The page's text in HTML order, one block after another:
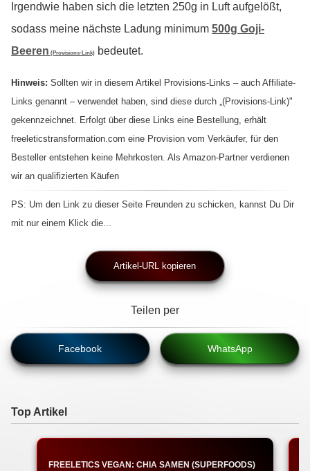
Irgendwie haben sich die letzten 250g in Luft aufgelößt,
sodass meine nächste Ladung minimum 500g Goji-
Beeren (Provisions-Link) bedeutet.
Hinweis: Sollten wir in diesem Artikel Provisions-Links – auch Affiliate-
Links genannt – verwendet haben, sind diese durch „(Provisions-Link)"
gekennzeichnet. Erfolgt über diese Links eine Bestellung, erhält
freeleticstransformation.com eine Provision vom Verkäufer, für den
Besteller entstehen keine Mehrkosten. Als Amazon-Partner verdienen
wir an qualifizierten Käufen
PS: Um den Link zu dieser Seite Freunden zu schicken, kannst Du Dir
mit nur einem Klick die...
Artikel-URL kopieren
Teilen per
Facebook WhatsApp
Top Artikel
FREELETICS VEGAN: CHIA SAMEN (SUPERFOODS)